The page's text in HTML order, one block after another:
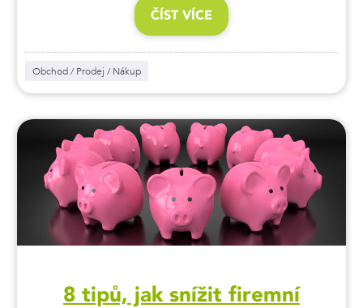
ČÍST VÍCE
Obchod / Prodej / Nákup
8 tipů, jak snížit firemní